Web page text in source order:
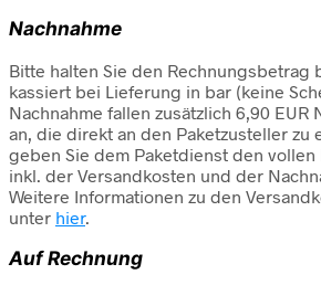
Nachnahme
Bitte halten Sie den Rechnungsbetrag
kassiert bei Lieferung in bar (keine
Nachnahme fallen zusätzlich 6,90 EUR
an, die direkt an den Paketzusteller zu
geben Sie dem Paketdienst den
inkl. der Versandkosten und der
Weitere Informationen zu den
unter hier.
Auf Rechnung